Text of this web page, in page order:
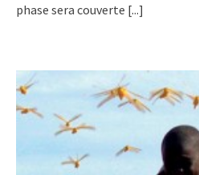
phase sera couverte [...]